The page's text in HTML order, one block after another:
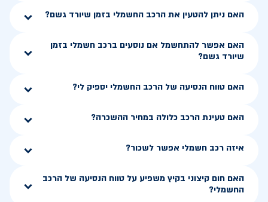
האם ניתן להטעין את הרכב החשמלי בזמן שיורד גשם?
האם אפשר להתחשמל אם נוסעים ברכב חשמלי בזמן
שיורד גשם?
האם טווח הנסיעה של הרכב החשמלי יספיק לי?
האם טעינת הרכב כלולה במחיר ההשכרה?
איזה רכב חשמלי אפשר לשכור?
האם חום קיצוני בקיץ משפיע על טווח הנסיעה של הרכב
החשמלי?